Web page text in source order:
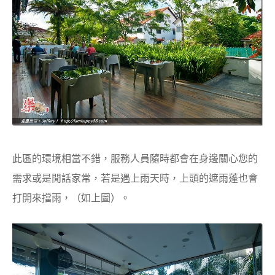
此區的環境相當不錯，服務人員隨時都會在身邊關心您的
需求或是閒話家常，若是遇上雨天時，上頭的遮雨蓬也會
打開來擋雨，（如上圖）。